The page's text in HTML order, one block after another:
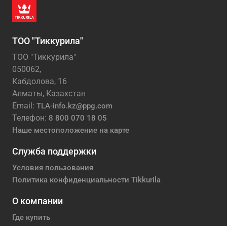
ТОО "Тиккурила"
ТОО "Тиккурила"
050062,
Кабдолова, 16
Алматы, Казахстан
Email: TLA-info.kz@ppg.com
Телефон: 8 800 070 18 05
Наше местоположение на карте
Служба поддержки
Условия пользования
Политика конфиденциальности Tikkurila
О компании
Где купить